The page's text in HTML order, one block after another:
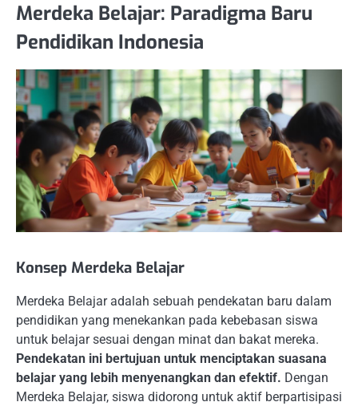
Merdeka Belajar: Paradigma Baru
Pendidikan Indonesia
Konsep Merdeka Belajar
Merdeka Belajar adalah sebuah pendekatan baru dalam
pendidikan yang menekankan pada kebebasan siswa
untuk belajar sesuai dengan minat dan bakat mereka.
Pendekatan ini bertujuan untuk menciptakan suasana
belajar yang lebih menyenangkan dan efektif. Dengan
Merdeka Belajar, siswa didorong untuk aktif berpartisipasi